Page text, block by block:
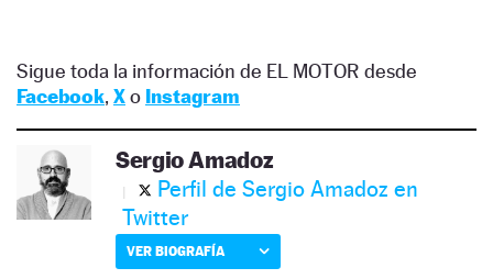
Sigue toda la información de EL MOTOR desde
Facebook, Xo Instagram
Sergio Amadoz
Perfil de Sergio Amadoz en
Twitter
VER BIOGRAFÍA